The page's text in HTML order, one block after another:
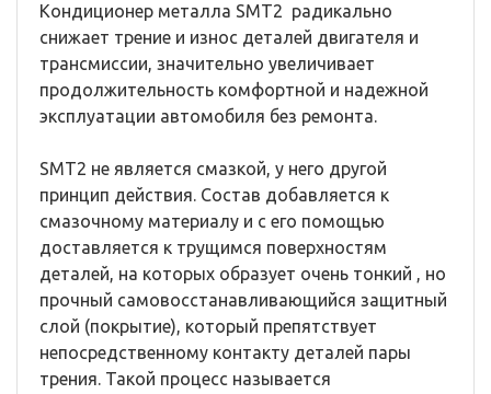
Кондиционер металла SMT2 радикально
снижает трение и износ деталей двигателя и
трансмиссии, значительно увеличивает
продолжительность комфортной и надежной
эксплуатации автомобиля без ремонта.
SMT2 не является смазкой, у него другой
принцип действия. Состав добавляется к
смазочному материалу и с его помощью
доставляется к трущимся поверхностям
деталей, на которых образует очень тонкий , но
прочный самовосстанавливающийся защитный
слой (покрытие), который препятствует
непосредственному контакту деталей пары
трения. Такой процесс называется